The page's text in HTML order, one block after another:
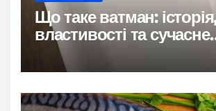
Що таке ватман:
властивості та сучасне
застосування